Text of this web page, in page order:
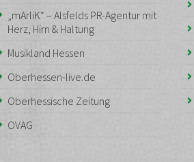
„mArliK“ – Alsfelds PR-Agentur mit
Herz, Hirn & Haltung
Musikland Hessen
Oberhessen-live.de
Oberhessische Zeitung
OVAG